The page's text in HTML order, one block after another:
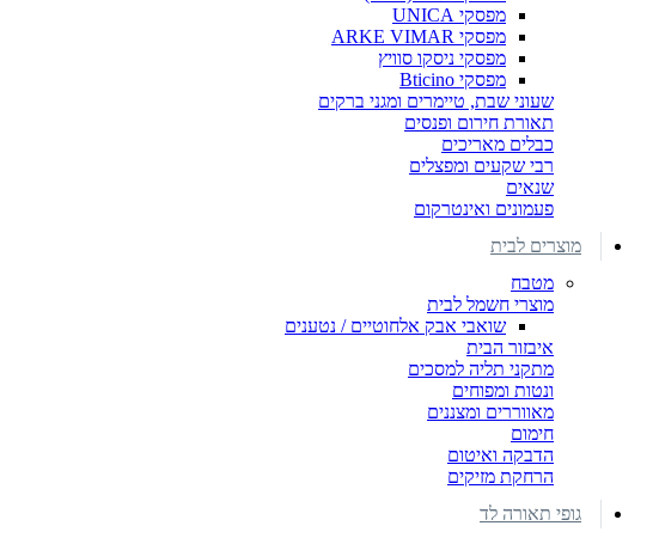
מפסקי UNICA
מפסקי ARKE VIMAR
מפסקי ניסקו סוויץ
מפסקי Bticino
שעוני שבת, טיימרים ומגני ברקים
תאורת חירום ופנסים
כבלים מאריכים
רבי שקעים ומפצלים
שנאים
פעמונים ואינטרקום
מוצרים לבית
מטבח
מוצרי חשמל לבית
שואבי אבק אלחוטיים / נטענים
איבזור הבית
מתקני תליה למסכים
ונטות ומפוחים
מאווררים ומצננים
חימום
הדבקה ואיטום
הרחקת מזיקים
גופי תאורה לד